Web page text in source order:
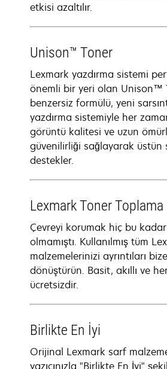
etkisi azaltılır.
Unison™ Toner
Lexmark yazdırma sistemi
önemli bir yeri olan Unison™
benzersiz formülü, yeni
yazdırma sistemiyle her
görüntü kalitesi ve uzun
güvenilirliği sağlayarak üstün
destekler.
Lexmark Toner Toplama
Çevreyi korumak hiç bu
olmamıştı. Kullanılmış tüm
malzemelerinizi ayrıntıları
dönüştürün. Basit, akıllı ve
ücretsizdir.
Birlikte En İyi
Orijinal Lexmark sarf
yazıcınızla "Birlikte En İyi"